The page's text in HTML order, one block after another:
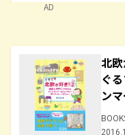
AD
北
ぐ
ン